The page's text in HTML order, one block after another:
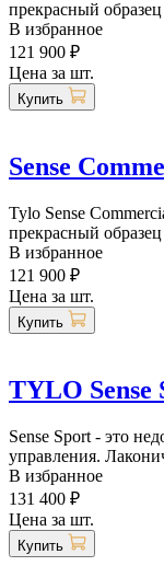
прекрасный
В избранное
121 900 ₽
Цена за шт.
Купить
Sense
Tylo Sense
прекрасный
В избранное
121 900 ₽
Цена за шт.
Купить
TYLO Sense
Sense Sport - это
управления.
В избранное
131 400 ₽
Цена за шт.
Купить